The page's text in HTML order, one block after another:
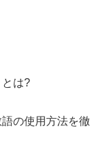
とは?
の使用方法を徹